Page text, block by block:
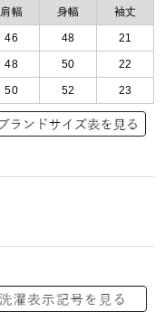
肩幅 身幅 袖丈
46 48 21
48 50 22
50 52 23